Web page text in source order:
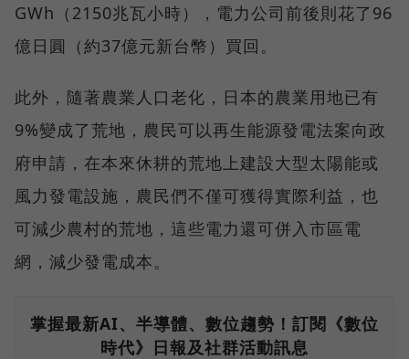
GWh（2150兆瓦小時），電力公司前後則花了96
億日圓（約37億元新台幣）買回。
此外，隨著農業人口老化，日本的農業用地已有
9%變成了荒地，農民可以再生能源發電法案向政
府申請，在本來休耕的荒地上建設大型太陽能或
風力發電設施，農民們不僅可獲得實際利益，也
可減少農村的荒地，這些電力還可併入市區電
網，減少發電成本。
掌握最新AI、半導體、數位趨勢！訂閱《數位
時代》日報及社群活動訊息